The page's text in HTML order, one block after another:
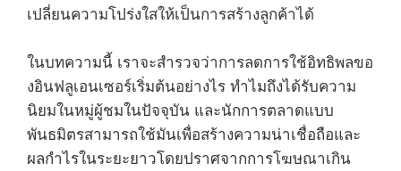
เปลี่ยนความโปร่งใสให้เป็นการสร้างลูกค้าได้
ในบทความนี้ เราจะสำรวจว่าการลดการใช้อิทธิพลขอ
งอินฟลูเอนเซอร์เริ่มต้นอย่างไร ทำไมถึงได้รับความ
นิยมในหมู่ผู้ชมในปัจจุบัน และนักการตลาดแบบ
พันธมิตรสามารถใช้มันเพื่อสร้างความน่าเชื่อถือและ
ผลกำไรในระยะยาวโดยปราศจากการโฆษณาเกิน